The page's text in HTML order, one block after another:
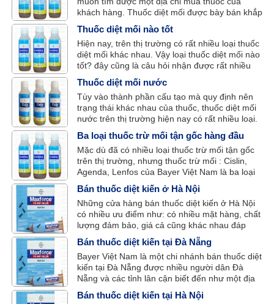
khoăn với câu hỏi: thuốc diệt mối mua ở đâu?
khách hàng. Thuốc diệt mối được bày bán khắp
nơi, nhưng rất khó để tìm được cửa hàng bán
thuốc diệt mối chính hãng, chất lượng và uy tín.
Thuốc diệt mối nào tốt
Hiện nay, trên thị trường có rất nhiều loại thuốc
diệt mối khác nhau. Vậy loại thuốc diệt mối nào
tốt? đây cũng là câu hỏi nhận được rất nhiều
sự quan tâm của nhiều khách hàng có nhu cầu
mua thuốc diệt mối hiện nay.
Thuốc diệt mối nước
Tùy vào thành phần cấu tạo mà quy định nên
trạng thái khác nhau của thuốc, thuốc diệt mối
nước trên thị trường hiện nay có rất nhiều loại.
Nhưng loại thuốc diệt mối nước được sử dụng
phổ biến và rộng rãi là thuốc diệt mối nước
Cislin 2.5 EC.
Ba loại thuốc trừ mối tận gốc hàng đầu
Mặc dù đã có nhiều loại thuốc trừ mối tận gốc
trên thị trường, nhưng thuốc trừ mối : Cislin,
Agenda, Lenfos của Bayer Việt Nam là ba loại
thuốc trừ mối tận gốc hàng đầu đã được kiểm
nghiệm thực tế qua quá trình sử dụng của
khách hàng.
Bán thuốc diệt kiến ở Hà Nội
Những cửa hàng bán thuốc diệt kiến ở Hà Nội
có nhiều ưu điểm như: có nhiều mặt hàng, chất
lượng đảm bảo, giá cả cũng khác nhau đáp
ứng nhu cầu chọn lựa của khách hàng. Bên
cạnh đó thì cũng có những hạn chế như: hàng
giả và hàng thật khó phân biệt, có khi mua
nhầm hàng giả với giá “đắt cắt cổ”,…
Bán thuốc diệt kiến tại Đà Nẵng
Bayer Việt Nam là một chi nhánh bán thuốc diệt
kiến tại Đà Nẵng được nhiều người dân Đà
Nẵng và các tỉnh lân cận biết đến như một địa
chỉ cung cấp thuốc diệt kiến chính hãng, chất
lượng và uy tín.
Bán thuốc diệt kiến tại Hà Nội